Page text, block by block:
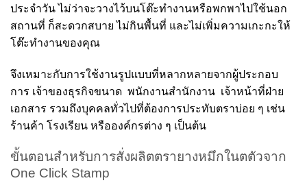
ประจำวัน ไม่ว่าจะวางไว้บนโต๊ะทำงานหรือพกพาไปใช้นอก
สถานที่ ก็สะดวกสบาย ไม่กินพื้นที่ และไม่เพิ่มความเกะกะให้
โต๊ะทำงานของคุณ
จึงเหมาะกับการใช้งานรูปแบบที่หลากหลายจากผู้ประกอบ
การ เจ้าของธุรกิจขนาด พนักงานสำนักงาน เจ้าหน้าที่ฝ่าย
เอกสาร รวมถึงบุคคลทั่วไปที่ต้องการประทับตราบ่อย ๆ เช่น
ร้านค้า โรงเรียน หรือองค์กรต่าง ๆ เป็นต้น
ขั้นตอนสำหรับการสั่งผลิตตรายางหมึกในตตัวจาก
One Click Stamp